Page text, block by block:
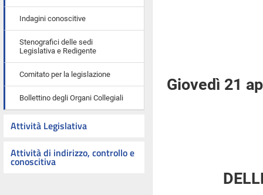
Indagini conoscitive
Stenografici delle sedi
Legislativa e Redigente
Comitato per la legislazione
Bollettino degli Organi Collegiali
Attività Legislativa
Attività di indirizzo, controllo e
conoscitiva
Giovedì 21